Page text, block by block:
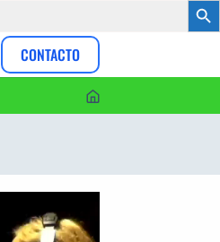
CONTACTO